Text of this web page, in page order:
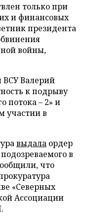
только при
и финансовых
президента
войны,
ВСУ Валерий
к подрыву
потока – 2» и
участии в
выдала ордер
в
что
«Северных
Ассоциации